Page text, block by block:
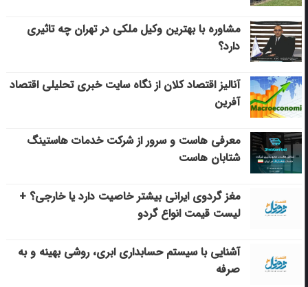
مشاوره با بهترین وکیل ملکی در تهران چه تاثیری
دارد؟
آنالیز اقتصاد کلان از نگاه سایت خبری تحلیلی اقتصاد
آفرین
معرفی هاست و سرور از شرکت خدمات هاستینگ
شتابان هاست
مغز گردوی ایرانی بیشتر خاصیت دارد یا خارجی؟ +
لیست قیمت انواع گردو
آشنایی با سیستم حسابداری ابری، روشی بهینه و به
صرفه